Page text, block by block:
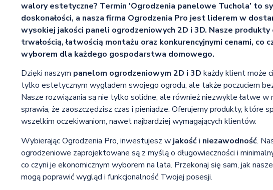
walory estetyczne? Termin 'Ogrodzenia panelowe Tuchola’ to
doskonałości, a nasza firma Ogrodzenia Pro jest liderem w
wysokiej jakości paneli ogrodzeniowych 2D i 3D. Nasze produkty
trwałością, łatwością montażu oraz konkurencyjnymi cenami, co
wyborem dla każdego gospodarstwa domowego.
Dzięki naszym panelom ogrodzeniowym 2D i 3D każdy klient może
tylko estetycznym wyglądem swojego ogrodu, ale także poczuciem
Nasze rozwiązania są nie tylko solidne, ale również niezwykle łatwe w
sprawia, że zaoszczędzisz czas i pieniądze. Oferujemy produkty, które
wszelkim oczekiwaniom, nawet najbardziej wymagających klientów.
Wybierając Ogrodzenia Pro, inwestujesz w jakośći niezawodność.
ogrodzeniowe zaprojektowane są z myślą o długowieczności i
co czyni je ekonomicznym wyborem na lata. Przekonaj się sam, jak
mogą poprawić wygląd i funkcjonalność Twojej posesji.